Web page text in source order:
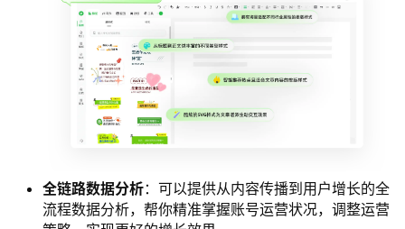
全链路数据分析：可以提供从内容传播到用户增长的全
流程数据分析，帮你精准掌握账号运营状况，调整运营